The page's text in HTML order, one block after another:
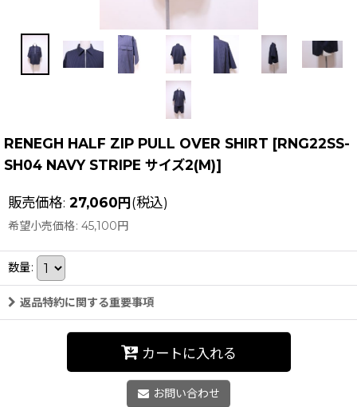
RENEGH HALF ZIP PULL OVER SHIRT [RNG22SS-
SH04 NAVY STRIPE サイズ2(M)]
販売価格: 27,060円(税込)
希望小売価格: 45,100円
数量:
返品特約に関する重要事項
カートに入れる
お問い合わせ